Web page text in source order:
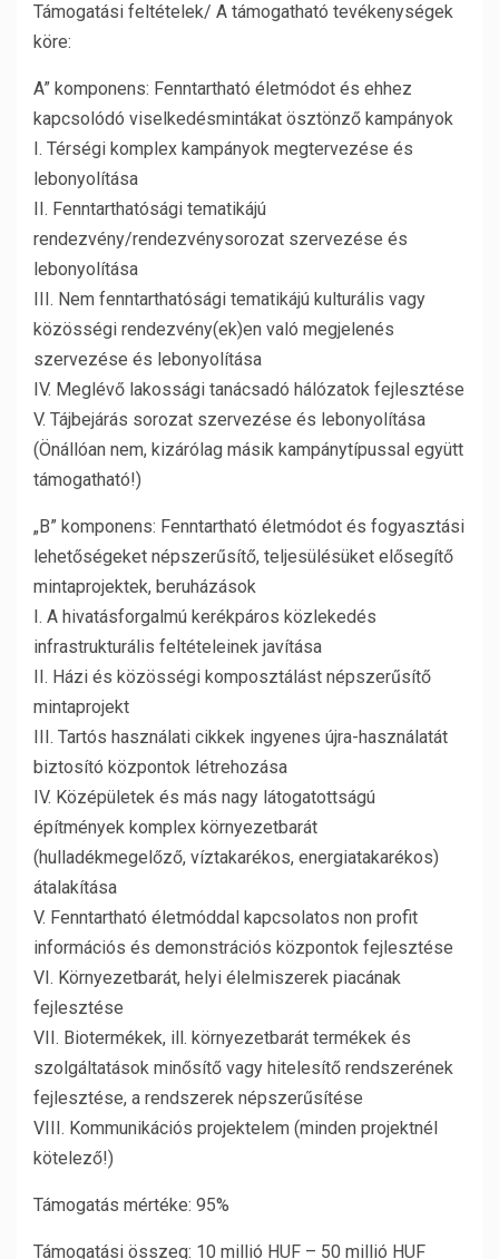
Támogatási feltételek/ A támogatható tevékenységek
köre:
A” komponens: Fenntartható életmódot és ehhez
kapcsolódó viselkedésmintákat ösztönző kampányok
I. Térségi komplex kampányok megtervezése és
lebonyolítása
II. Fenntarthatósági tematikájú
rendezvény/rendezvénysorozat szervezése és
lebonyolítása
III. Nem fenntarthatósági tematikájú kulturális vagy
közösségi rendezvény(ek)en való megjelenés
szervezése és lebonyolítása
IV. Meglévő lakossági tanácsadó hálózatok fejlesztése
V. Tájbejárás sorozat szervezése és lebonyolítása
(Önállóan nem, kizárólag másik kampánytípussal együtt
támogatható!)
„B” komponens: Fenntartható életmódot és fogyasztási
lehetőségeket népszerűsítő, teljesülésüket elősegítő
mintaprojektek, beruházások
I. A hivatásforgalmú kerékpáros közlekedés
infrastrukturális feltételeinek javítása
II. Házi és közösségi komposztálást népszerűsítő
mintaprojekt
III. Tartós használati cikkek ingyenes újra-használatát
biztosító központok létrehozása
IV. Középületek és más nagy látogatottságú
építmények komplex környezetbarát
(hulladékmegelőző, víztakarékos, energiatakarékos)
átalakítása
V. Fenntartható életmóddal kapcsolatos non profit
információs és demonstrációs központok fejlesztése
VI. Környezetbarát, helyi élelmiszerek piacának
fejlesztése
VII. Biotermékek, ill. környezetbarát termékek és
szolgáltatások minősítő vagy hitelesítő rendszerének
fejlesztése, a rendszerek népszerűsítése
VIII. Kommunikációs projektelem (minden projektnél
kötelező!)
Támogatás mértéke: 95%
Támogatási összeg: 10 millió HUF – 50 millió HUF